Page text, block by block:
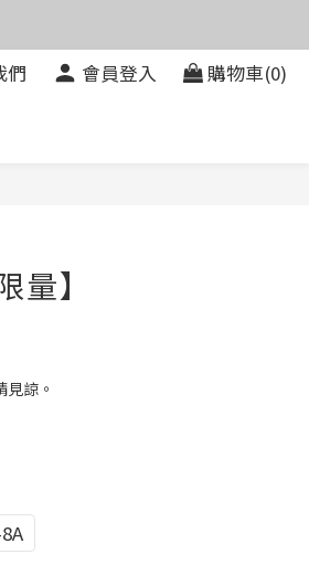
們 會員登入 購物車(0)
】
諒。